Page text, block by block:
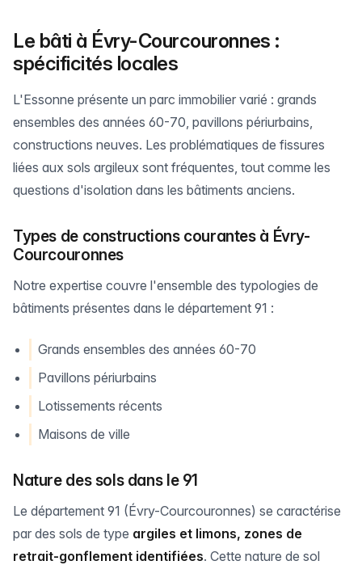
Le bâti à Évry-Courcouronnes :
spécificités locales
L'Essonne présente un parc immobilier varié : grands
ensembles des années 60-70, pavillons périurbains,
constructions neuves. Les problématiques de fissures
liées aux sols argileux sont fréquentes, tout comme les
questions d'isolation dans les bâtiments anciens.
Types de constructions courantes à Évry-
Courcouronnes
Notre expertise couvre l'ensemble des typologies de
bâtiments présentes dans le département 91 :
Grands ensembles des années 60-70
Pavillons périurbains
Lotissements récents
Maisons de ville
Nature des sols dans le 91
Le département 91 (Évry-Courcouronnes) se caractérise
par des sols de type argiles et limons, zones de
retrait-gonflement identifiées. Cette nature de sol